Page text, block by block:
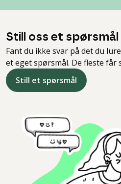
Still oss et spørsmål
Fant du ikke svar på det du
et eget spørsmål. De fleste får
Still et spørsmål